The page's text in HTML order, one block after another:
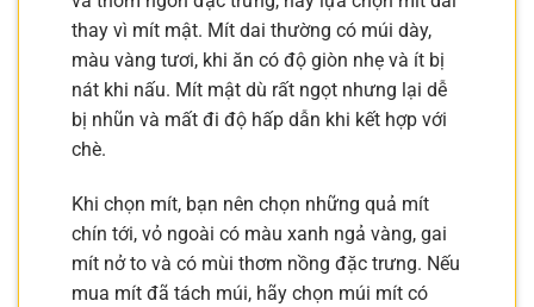
thay vì mít mật. Mít dai thường có múi dày,
màu vàng tươi, khi ăn có độ giòn nhẹ và ít bị
nát khi nấu. Mít mật dù rất ngọt nhưng lại dễ
bị nhũn và mất đi độ hấp dẫn khi kết hợp với
chè.
Khi chọn mít, bạn nên chọn những quả mít
chín tới, vỏ ngoài có màu xanh ngả vàng, gai
mít nở to và có mùi thơm nồng đặc trưng. Nếu
mua mít đã tách múi, hãy chọn múi mít có